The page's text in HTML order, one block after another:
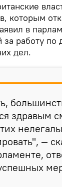
которым
в
за работу
дел.
здравым
—